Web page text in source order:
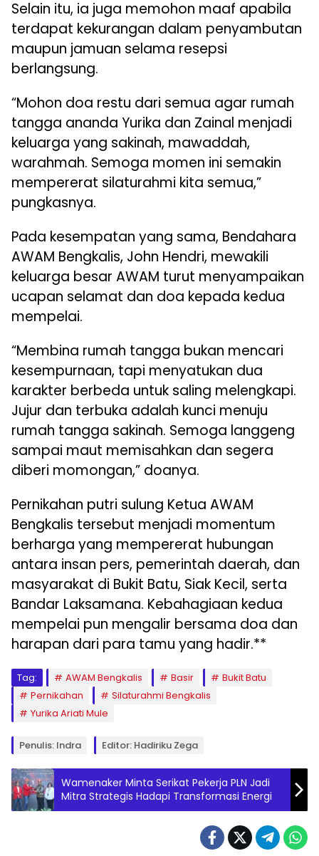
Selain itu, ia juga memohon maaf apabila
terdapat kekurangan dalam penyambutan
maupun jamuan selama resepsi
berlangsung.
“Mohon doa restu dari semua agar rumah
tangga ananda Yurika dan Zainal menjadi
keluarga yang sakinah, mawaddah,
warahmah. Semoga momen ini semakin
mempererat silaturahmi kita semua,”
pungkasnya.
Pada kesempatan yang sama, Bendahara
AWAM Bengkalis, John Hendri, mewakili
keluarga besar AWAM turut menyampaikan
ucapan selamat dan doa kepada kedua
mempelai.
“Membina rumah tangga bukan mencari
kesempurnaan, tapi menyatukan dua
karakter berbeda untuk saling melengkapi.
Jujur dan terbuka adalah kunci menuju
rumah tangga sakinah. Semoga langgeng
sampai maut memisahkan dan segera
diberi momongan,” doanya.
Pernikahan putri sulung Ketua AWAM
Bengkalis tersebut menjadi momentum
berharga yang mempererat hubungan
antara insan pers, pemerintah daerah, dan
masyarakat di Bukit Batu, Siak Kecil, serta
Bandar Laksamana. Kebahagiaan kedua
mempelai pun mengalir bersama doa dan
harapan dari para tamu yang hadir.**
Tag: AWAM Bengkalis Basir
Bukit Batu
Pernikahan
Silaturahmi Bengkalis
Yurika Ariati Mule
Penulis: Indra Editor: Hadiriku Zega
Wamenaker Minta Serikat Pekerja PLN Jadi
Mitra Strategis Hadapi Transformasi Energi